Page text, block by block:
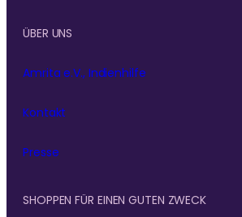
ÜBER UNS
Amrita e.V., Indienhilfe
Kontakt
Presse
SHOPPEN FÜR EINEN GUTEN ZWECK